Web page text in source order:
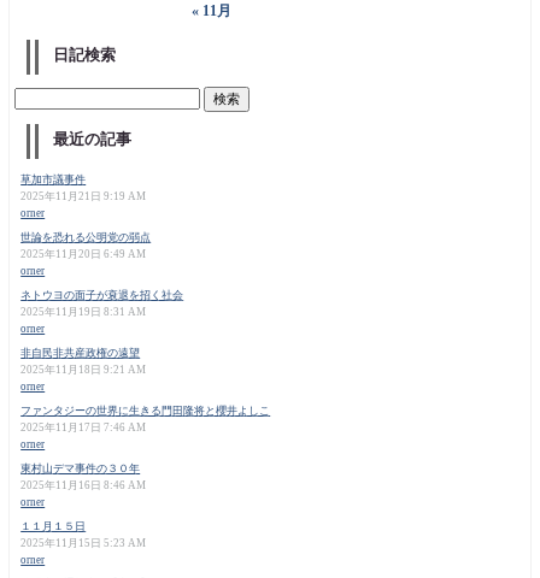
« 11月
日記検索
最近の記事
草加市議事件
2025年11月21日 9:19 AM
orner
世論を恐れる公明党の弱点
2025年11月20日 6:49 AM
orner
ネトウヨの面子が衰退を招く社会
2025年11月19日 8:31 AM
orner
非自民非共産政権の遠望
2025年11月18日 9:21 AM
orner
ファンタジーの世界に生きる門田隆将と櫻井よしこ
2025年11月17日 7:46 AM
orner
東村山デマ事件の３０年
2025年11月16日 8:46 AM
orner
１１月１５日
2025年11月15日 5:23 AM
orner